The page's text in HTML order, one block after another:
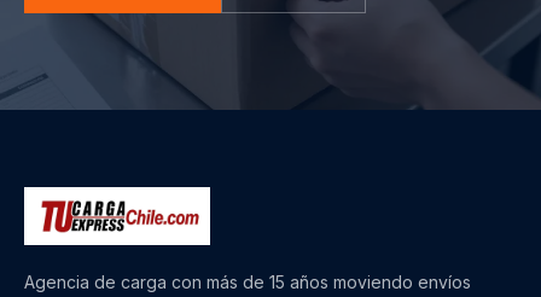
Agencia de carga con más de 15 años moviendo envíos